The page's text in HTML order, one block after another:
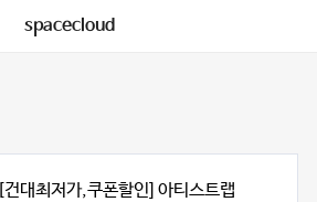
spacecloud
[건대최저가,쿠폰할인] 아티스트랩